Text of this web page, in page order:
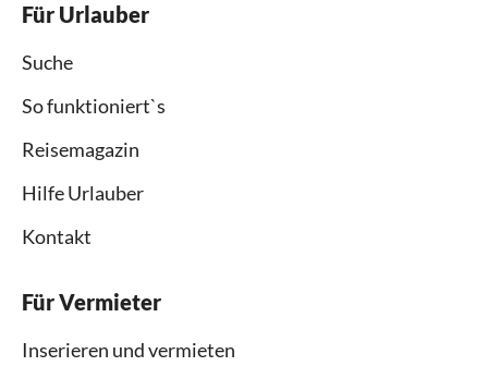
Für Urlauber
Suche
So funktioniert`s
Reisemagazin
Hilfe Urlauber
Kontakt
Für Vermieter
Inserieren und vermieten